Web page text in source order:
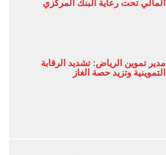
المالي تحت رعاية البنك المركزي
مدير تموين الرياض: تشديد الرقابة
التموينية وتزيد حصة الغاز